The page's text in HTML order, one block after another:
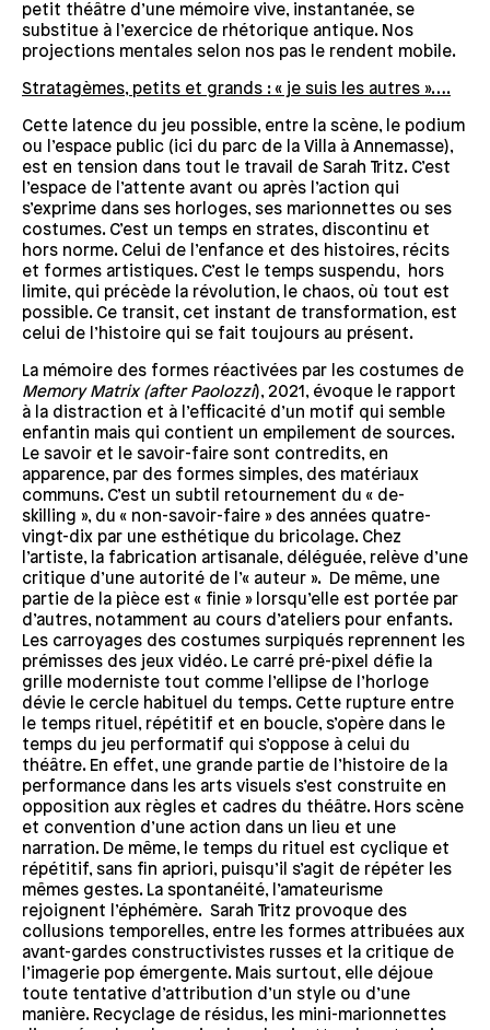
petit théâtre d’une mémoire vive, instantanée, se
substitue à l’exercice de rhétorique antique. Nos
projections mentales selon nos pas le rendent mobile.
Stratagèmes, petits et grands : « je suis les autres »….
Cette latence du jeu possible, entre la scène, le podium
ou l’espace public (ici du parc de la Villa à Annemasse),
est en tension dans tout le travail de Sarah Tritz. C’est
l’espace de l’attente avant ou après l’action qui
s’exprime dans ses horloges, ses marionnettes ou ses
costumes. C’est un temps en strates, discontinu et
hors norme. Celui de l’enfance et des histoires, récits
et formes artistiques. C’est le temps suspendu, hors
limite, qui précède la révolution, le chaos, où tout est
possible. Ce transit, cet instant de transformation, est
celui de l’histoire qui se fait toujours au présent.
La mémoire des formes réactivées par les costumes de
Memory Matrix (after Paolozzi), 2021, évoque le rapport
à la distraction et à l’efficacité d’un motif qui semble
enfantin mais qui contient un empilement de sources.
Le savoir et le savoir-faire sont contredits, en
apparence, par des formes simples, des matériaux
communs. C’est un subtil retournement du « de-
skilling », du « non-savoir-faire » des années quatre-
vingt-dix par une esthétique du bricolage. Chez
l’artiste, la fabrication artisanale, déléguée, relève d’une
critique d’une autorité de l’« auteur ». De même, une
partie de la pièce est « finie » lorsqu’elle est portée par
d’autres, notamment au cours d’ateliers pour enfants.
Les carroyages des costumes surpiqués reprennent les
prémisses des jeux vidéo. Le carré pré-pixel défie la
grille moderniste tout comme l’ellipse de l’horloge
dévie le cercle habituel du temps. Cette rupture entre
le temps rituel, répétitif et en boucle, s’opère dans le
temps du jeu performatif qui s’oppose à celui du
théâtre. En effet, une grande partie de l’histoire de la
performance dans les arts visuels s’est construite en
opposition aux règles et cadres du théâtre. Hors scène
et convention d’une action dans un lieu et une
narration. De même, le temps du rituel est cyclique et
répétitif, sans fin apriori, puisqu’il s’agit de répéter les
mêmes gestes. La spontanéité, l’amateurisme
rejoignent l’éphémère. Sarah Tritz provoque des
collusions temporelles, entre les formes attribuées aux
avant-gardes constructivistes russes et la critique de
l’imagerie pop émergente. Mais surtout, elle déjoue
toute tentative d’attribution d’un style ou d’une
manière. Recyclage de résidus, les mini-marionnettes